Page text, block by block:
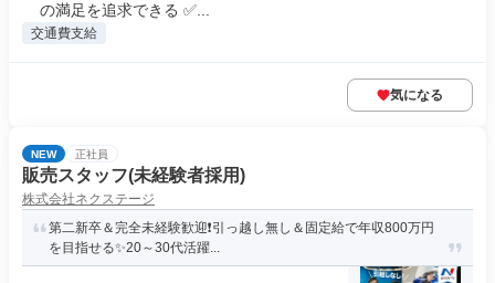
の満足を追求できる ✅...
交通費支給
気になる
NEW 正社員
販売スタッフ(未経験者採用)
株式会社ネクステージ
第二新卒＆完全未経験歓迎❗引っ越し無し＆固定給で年収800万円
を目指せる✨20～30代活躍...